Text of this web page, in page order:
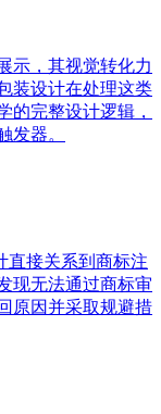
示，其视觉转化力
装设计在处理这类
的完整设计逻辑，
发器。
直接关系到商标注
现无法通过商标审
原因并采取规避措